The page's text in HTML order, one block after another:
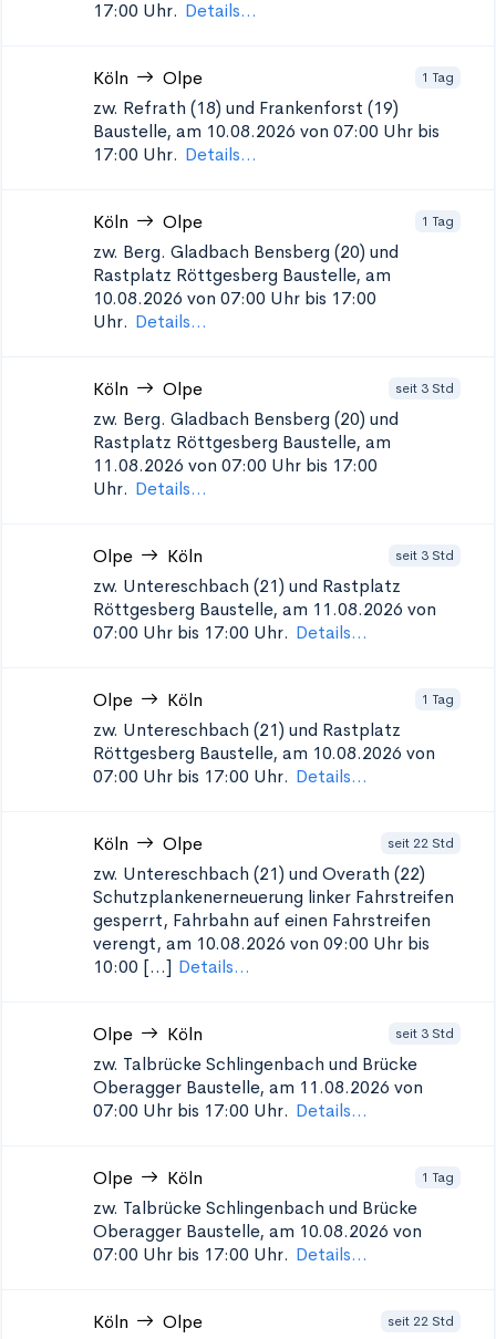
17:00 Uhr. Details...
Köln Olpe 1 Tag
zw. Refrath (18) und Frankenforst (19)
Baustelle, am 10.08.2026 von 07:00 Uhr bis
17:00 Uhr. Details...
Köln Olpe 1 Tag
zw. Berg. Gladbach Bensberg (20) und
Rastplatz Röttgesberg Baustelle, am
10.08.2026 von 07:00 Uhr bis 17:00
Uhr. Details...
Köln Olpe seit 3 Std
zw. Berg. Gladbach Bensberg (20) und
Rastplatz Röttgesberg Baustelle, am
11.08.2026 von 07:00 Uhr bis 17:00
Uhr. Details...
Olpe Köln seit 3 Std
zw. Untereschbach (21) und Rastplatz
Röttgesberg Baustelle, am 11.08.2026 von
07:00 Uhr bis 17:00 Uhr. Details...
Olpe Köln 1 Tag
zw. Untereschbach (21) und Rastplatz
Röttgesberg Baustelle, am 10.08.2026 von
07:00 Uhr bis 17:00 Uhr. Details...
Köln Olpe seit 22 Std
zw. Untereschbach (21) und Overath (22)
Schutzplankenerneuerung linker Fahrstreifen
gesperrt, Fahrbahn auf einen Fahrstreifen
verengt, am 10.08.2026 von 09:00 Uhr bis
10:00 [...] Details...
Olpe Köln seit 3 Std
zw. Talbrücke Schlingenbach und Brücke
Oberagger Baustelle, am 11.08.2026 von
07:00 Uhr bis 17:00 Uhr. Details...
Olpe Köln 1 Tag
zw. Talbrücke Schlingenbach und Brücke
Oberagger Baustelle, am 10.08.2026 von
07:00 Uhr bis 17:00 Uhr. Details...
Köln Olpe seit 22 Std